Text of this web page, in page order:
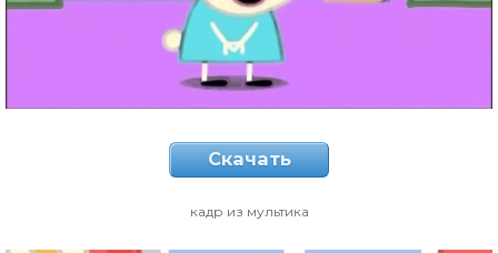
Скачать
кадр из мультика